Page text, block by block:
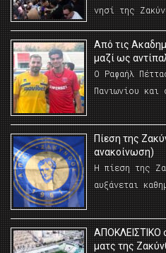
νησί της
Από τις
μαζί ως
Ο Ραφαήλ
Πανιωνίου και
Πίεση της
ανακοίνωση)
Η πίεση της
αυξάνεται
AΠΟΚΛΕΙΣΤΙΚΟ
ματς της